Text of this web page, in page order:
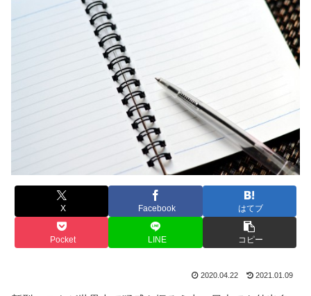
X Facebook はてブ
Pocket LINE コピー
2020.04.22 2021.01.09